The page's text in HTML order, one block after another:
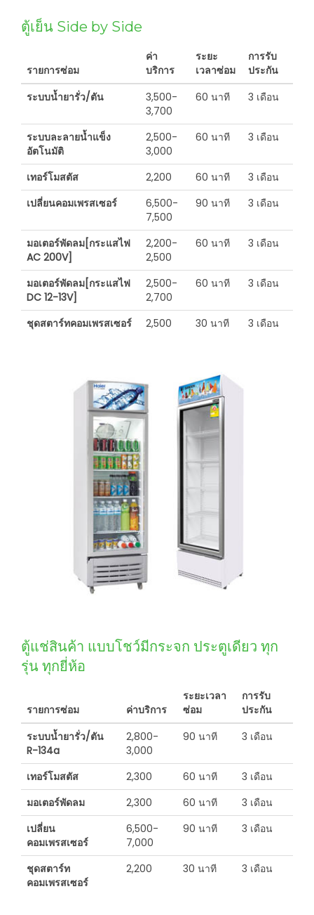
ตู้เย็น Side by Side
รายการซ่อม
ค่า
บริการ
ระยะ
เวลาซ่อม
การรับ
ประกัน
ระบบน้ำยารั่ว/ตัน
3,500-
3,700
60 นาที 3 เดือน
ระบบละลายน้ำแข็ง
อัตโนมัติ
2,500-
3,000
60 นาที 3 เดือน
เทอร์โมสตัส 2,200 60 นาที
3 เดือน
เปลี่ยนคอมเพรสเซอร์
6,500-
7,500
90 นาที 3 เดือน
มอเตอร์พัดลม[กระแสไฟ
AC 200V]
2,200-
2,500
60 นาที 3 เดือน
มอเตอร์พัดลม[กระแสไฟ
DC 12-13V]
2,500-
2,700
60 นาที 3 เดือน
ชุดสตาร์ทคอมเพรสเซอร์ 2,500 30 นาที 3 เดือน
ตู้แช่สินค้า แบบโชว์มีกระจก ประตูเดียว ทุก
รุ่น ทุกยี่ห้อ
รายการซ่อม ค่าบริการ
ระยะเวลา
ซ่อม
การรับ
ประกัน
ระบบน้ำยารั่ว/ตัน
R-134a
2,800-
3,000
90 นาที 3 เดือน
เทอร์โมสตัส 2,300 60 นาที
3 เดือน
มอเตอร์พัดลม
2,300 60 นาที
3 เดือน
เปลี่ยน
คอมเพรสเซอร์
6,500-
7,000
90 นาที 3 เดือน
ชุดสตาร์ท
คอมเพรสเซอร์
2,200 30 นาที 3 เดือน